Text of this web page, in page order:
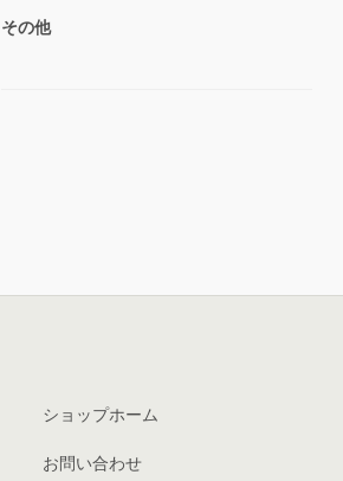
その他
ショップホーム
お問い合わせ